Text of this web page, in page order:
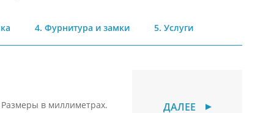
Синие
С выдавленным рисунком
4. Фурнитура и замки 5. Услуги
в миллиметрах.
ДАЛЕЕ